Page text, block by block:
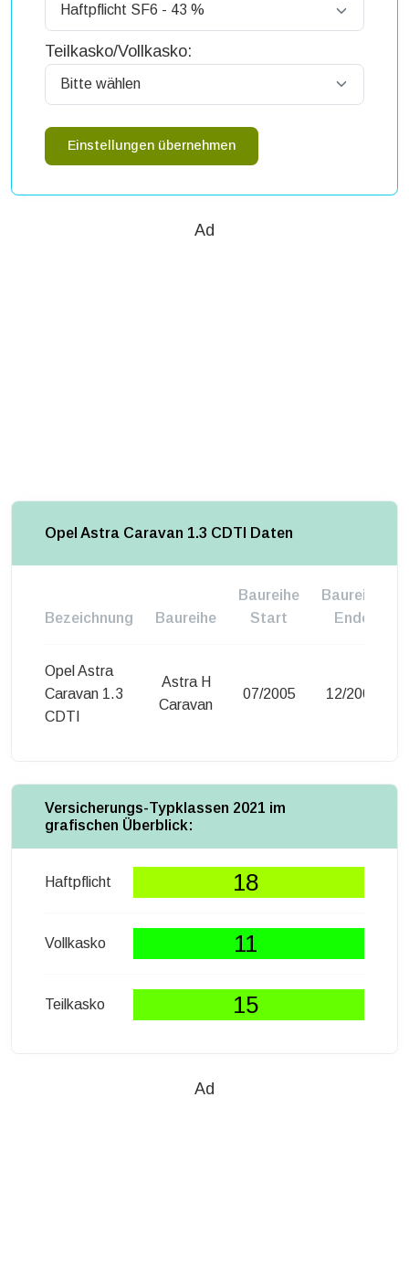
Teilkasko/Vollkasko:
Einstellungen übernehmen
Ad
Opel Astra Caravan 1.3 CDTI Daten
Bezeichnung Baureihe
Baureihe
Start
Baureihe
Ende
Opel Astra
Caravan 1.3
CDTI
Astra H
Caravan
07/2005 12/2005
Versicherungs-Typklassen 2021 im
grafischen Überblick:
Haftpflicht 18
Vollkasko 11
Teilkasko 15
Ad